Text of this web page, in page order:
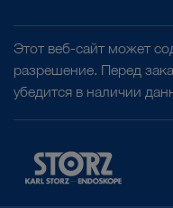
Этот веб-сайт может
разрешение. Перед
убедится в наличии